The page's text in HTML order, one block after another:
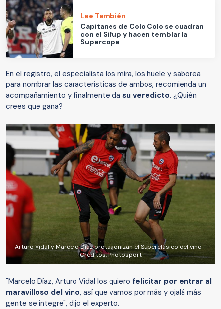
Lee También
Capitanes de Colo Colo se cuadran
con el Sifup y hacen temblar la
Supercopa
En el registro, el especialista los mira, los huele y saborea
para nombrar las características de ambos, recomienda un
acompañamiento y finalmente da su veredicto. ¿Quién
crees que gana?
Arturo Vidal y Marcelo Díaz protagonizan el Superclásico del vino -
Créditos: Photosport
"Marcelo Díaz, Arturo Vidal los quiero felicitar por entrar al
maravilloso del vino, así que vamos por más y ojalá más
gente se integre", dijo el experto.